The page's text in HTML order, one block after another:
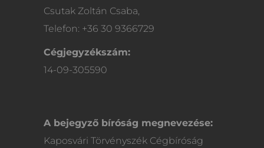
Csutak Zoltán Csaba,
Telefon: +36 30 9366729
Cégjegyzékszám:
14-09-305590
A bejegyző bíróság megnevezése:
Kaposvári Törvényszék Cégbíróság